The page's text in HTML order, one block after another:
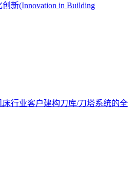
新(Innovation in Building
行业客户建构刀库/刀塔系统的全